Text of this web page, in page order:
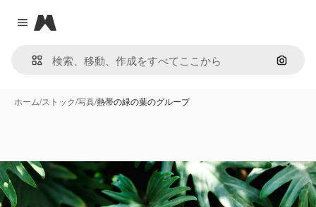
Close menu
Magnific
画像で
ホーム/ストック/写真/熱帯の緑の葉のグループ